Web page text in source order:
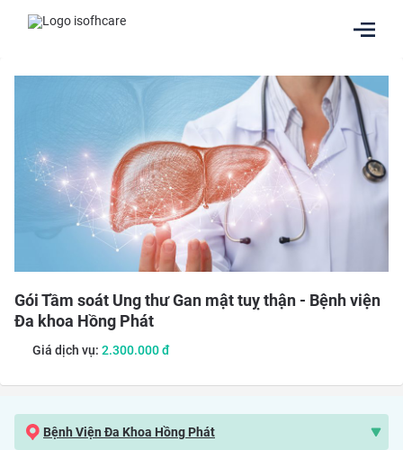
Gói Tầm soát Ung thư Gan mật tuỵ thận - Bệnh viện
Đa khoa Hồng Phát
Giá dịch vụ: 2.300.000đ
Bệnh Viện Đa Khoa Hồng Phát